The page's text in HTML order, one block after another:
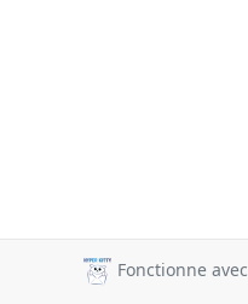
Fonctionne avec